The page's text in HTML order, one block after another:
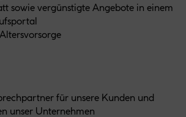
sowie vergünstigte Angebote in einem
für unsere Kunden und
unser Unternehmen